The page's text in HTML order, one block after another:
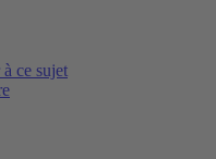
ce sujet